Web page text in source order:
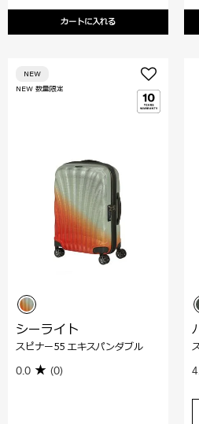
カートに入れる
NEW 数量限定
NEW
シーライト
スピナー55 エキスパンダブル
0.0 (0)